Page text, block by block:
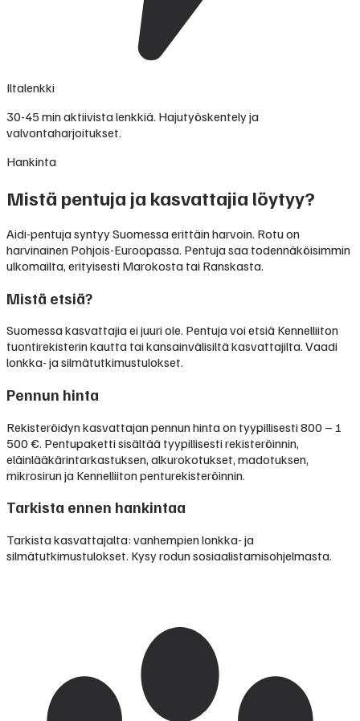
Iltalenkki
30-45 min aktiivista lenkkiä. Hajutyöskentely ja
valvontaharjoitukset.
Hankinta
Mistä pentuja ja kasvattajia löytyy?
Aidi-pentuja syntyy Suomessa erittäin harvoin. Rotu on
harvinainen Pohjois-Euroopassa. Pentuja saa todennäköisimmin
ulkomailta, erityisesti Marokosta tai Ranskasta.
Mistä etsiä?
Suomessa kasvattajia ei juuri ole. Pentuja voi etsiä Kennelliiton
tuontirekisterin kautta tai kansainvälisiltä kasvattajilta. Vaadi
lonkka- ja silmätutkimustulokset.
Pennun hinta
Rekisteröidyn kasvattajan pennun hinta on tyypillisesti800 – 1
500 €. Pentupaketti sisältää tyypillisesti rekisteröinnin,
eläinlääkärintarkastuksen, alkurokotukset, madotuksen,
mikrosirun ja Kennelliiton penturekisteröinnin.
Tarkista ennen hankintaa
Tarkista kasvattajalta: vanhempien lonkka- ja
silmätutkimustulokset. Kysy rodun sosiaalistamisohjelmasta.